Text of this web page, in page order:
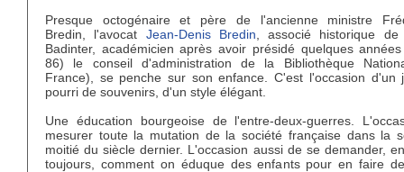
Presque octogénaire et père de l'ancienne ministre
Bredin, l'avocat Jean-Denis Bredin , associé historique de
Badinter, académicien après avoir présidé quelques
86) le conseil d'administration de la Bibliothèque
France), se penche sur son enfance. C'est l'occasion d'un
pourri de souvenirs, d'un style élégant.
Une éducation bourgeoise de l'entre-deux-guerres.
mesurer toute la mutation de la société française dans la
moitié du siècle dernier. L'occasion aussi de se demander,
toujours, comment on éduque des enfants pour en faire